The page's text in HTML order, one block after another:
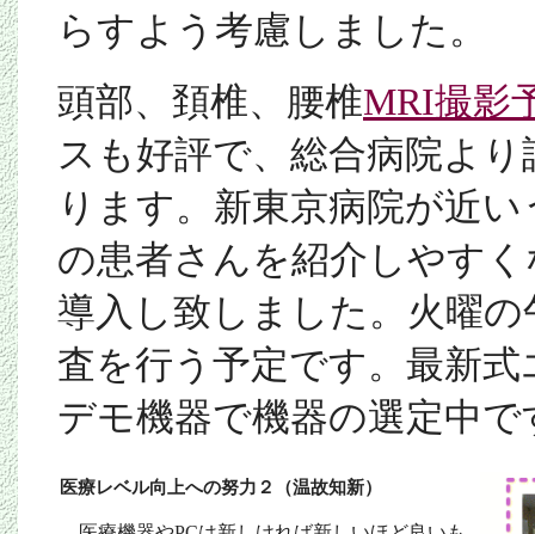
らすよう考慮しました。
頭部、頚椎、腰椎MRI撮影
スも好評で、総合病院よ
ります。 新東京病院が近
の患者さんを紹介しやす
導入し致しました。火曜
査を行う予定です。最新
デモ機器で機器の選定中で
医療レベル向上への努力２（温故知新）